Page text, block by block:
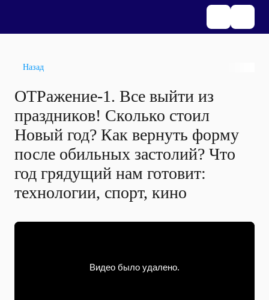
Назад
ОТРажение-1. Все выйти из
праздников! Сколько стоил
Новый год? Как вернуть форму
после обильных застолий? Что
год грядущий нам готовит:
технологии, спорт, кино